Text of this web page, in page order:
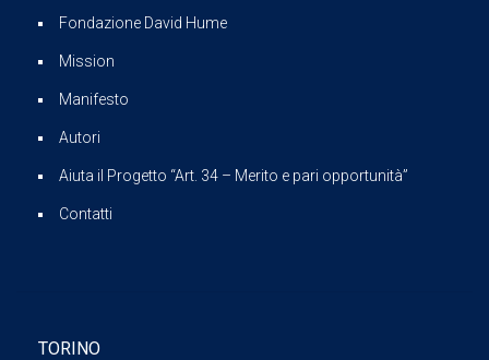
Fondazione David Hume
Mission
Manifesto
Autori
Aiuta il Progetto “Art. 34 – Merito e pari opportunità”
Contatti
TORINO